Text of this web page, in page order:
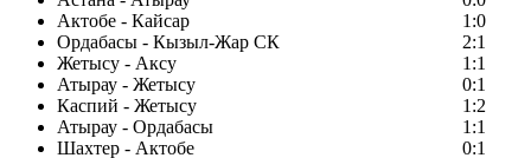
Актобе - Кайсар
1:0
Ордабасы - Кызыл-Жар СК
2:1
Жетысу - Аксу
1:1
Атырау - Жетысу
0:1
Каспий - Жетысу
1:2
Атырау - Ордабасы
1:1
Шахтер - Актобе
0:1